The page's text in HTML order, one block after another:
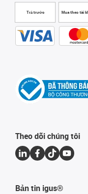
Trả trước Mua theo tài
Theo dõi chúng tôi
Bản tin igus®